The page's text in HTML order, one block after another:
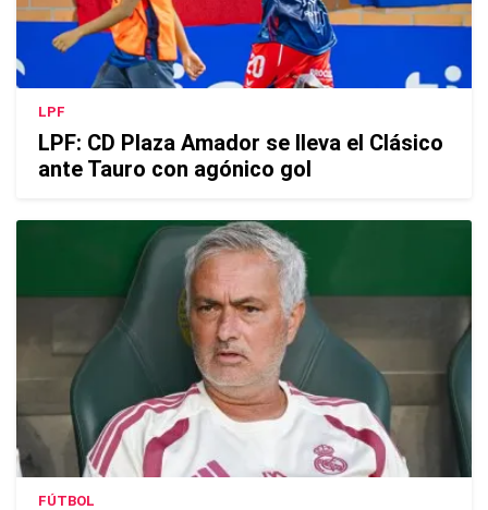
LPF
LPF: CD Plaza Amador se lleva el Clásico
ante Tauro con agónico gol
FÚTBOL